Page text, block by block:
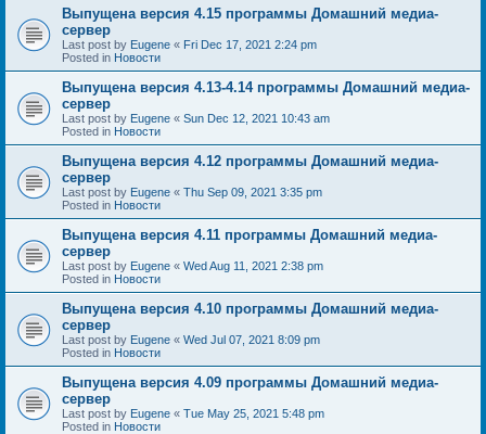
Выпущена версия 4.15 программы Домашний медиа-
сервер
Last post by Eugene « Fri Dec 17, 2021 2:24 pm
Posted in Новости
Выпущена версия 4.13-4.14 программы Домашний медиа-
сервер
Last post by Eugene « Sun Dec 12, 2021 10:43 am
Posted in Новости
Выпущена версия 4.12 программы Домашний медиа-
сервер
Last post by Eugene « Thu Sep 09, 2021 3:35 pm
Posted in Новости
Выпущена версия 4.11 программы Домашний медиа-
сервер
Last post by Eugene « Wed Aug 11, 2021 2:38 pm
Posted in Новости
Выпущена версия 4.10 программы Домашний медиа-
сервер
Last post by Eugene « Wed Jul 07, 2021 8:09 pm
Posted in Новости
Выпущена версия 4.09 программы Домашний медиа-
сервер
Last post by Eugene « Tue May 25, 2021 5:48 pm
Posted in Новости